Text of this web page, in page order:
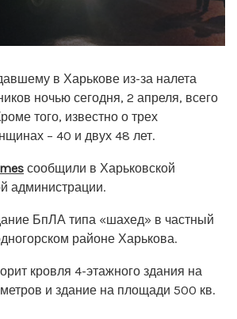
в Харькове из-за налета
ночью сегодня, 2 апреля, всего
того, известно о трех
– 40 и двух 48 лет.
сообщили в Харьковской
администрации.
БпЛА типа «шахед» в частный
районе Харькова.
кровля 4-этажного здания на
и здание на площади 500 кв.